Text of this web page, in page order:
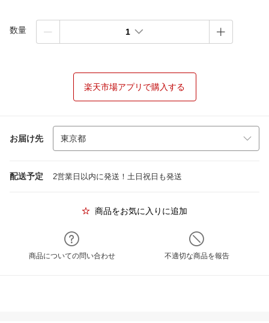
数量 1
楽天市場アプリで購入する
お届け先
配送予定 2営業日以内に発送！土日祝日も発送
商品をお気に入りに追加
商品についての問い合わせ 不適切な商品を報告